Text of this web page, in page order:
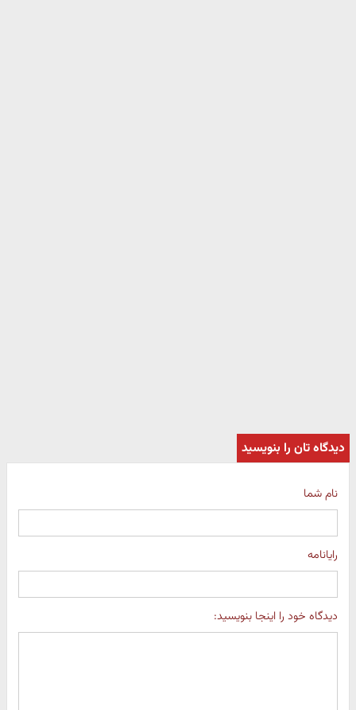
دیدگاه تان را بنویسید
نام شما
رایانامه
دیدگاه خود را اینجا بنویسید: